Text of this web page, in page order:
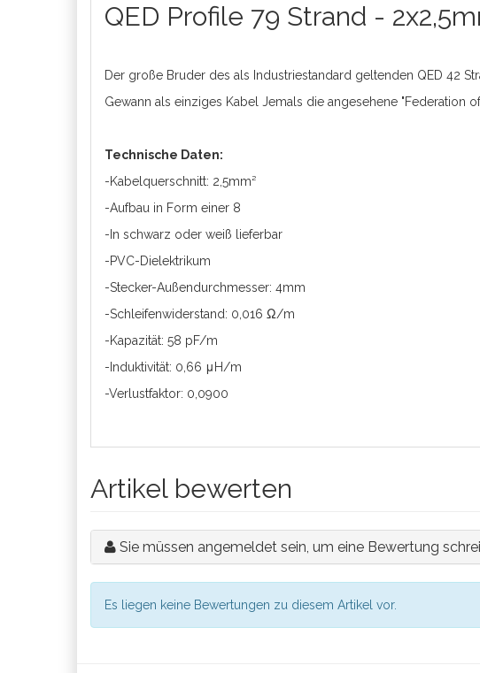
QED Profile 79 Strand -
Der große Bruder des als Industriestandard geltenden QED 42
Gewann als einziges Kabel Jemals die angesehene "Federation
Technische Daten:
-Kabelquerschnitt: 2,5mm²
-Aufbau in Form einer 8
-In schwarz oder weiß lieferbar
-PVC-Dielektrikum
-Stecker-Außendurchmesser: 4mm
-Schleifenwiderstand: 0,016 Ω/m
-Kapazität: 58 pF/m
-Induktivität: 0,66 μH/m
-Verlustfaktor: 0,0900
Artikel bewerten
Sie müssen angemeldet sein, um eine Bewertung
Es liegen keine Bewertungen zu diesem Artikel vor.